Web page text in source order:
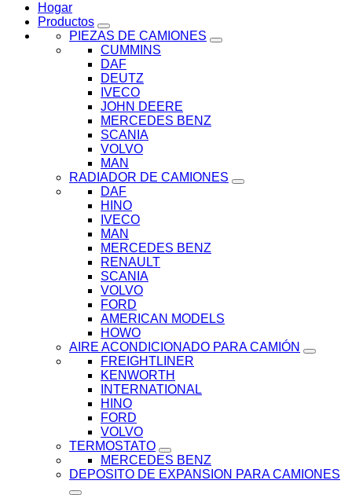
Hogar
Productos
PIEZAS DE CAMIONES
CUMMINS
DAF
DEUTZ
IVECO
JOHN DEERE
MERCEDES BENZ
SCANIA
VOLVO
MAN
RADIADOR DE CAMIONES
DAF
HINO
IVECO
MAN
MERCEDES BENZ
RENAULT
SCANIA
VOLVO
FORD
AMERICAN MODELS
HOWO
AIRE ACONDICIONADO PARA CAMIÓN
FREIGHTLINER
KENWORTH
INTERNATIONAL
HINO
FORD
VOLVO
TERMOSTATO
MERCEDES BENZ
DEPOSITO DE EXPANSION PARA CAMIONES